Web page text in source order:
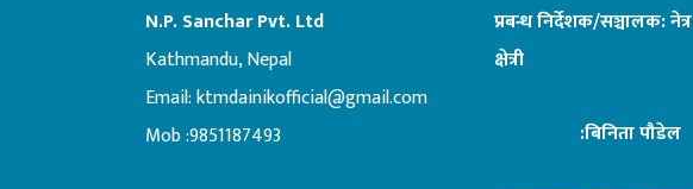
N.P. Sanchar Pvt. Ltd
Kathmandu, Nepal
Email:ktmdainikofficial@gmail.com
Mob :9851187493
प्रबन्ध निर्देशक/सञ्चालक: नेत्र
क्षेत्री
:बिनिता पौडेल